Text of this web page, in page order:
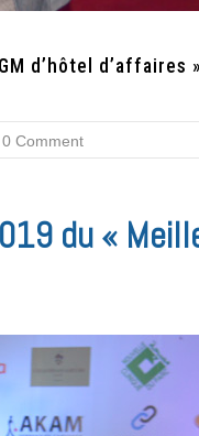
d’hôtel d’affaires »
0 Comment
du «